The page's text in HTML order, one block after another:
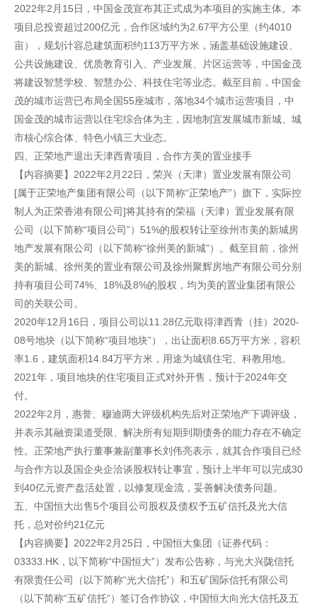
2022年2月15日，中国金茂宣布其正式成为本项目的实施主体。本
项目总投资超过200亿元，合作区域约为2.67平方公里（约4010
亩），规划计容总建筑面积约113万平方米，涵盖基础设施建设、
公共设施建设、优质教育引入、产业发展、片区运营等，中国金茂
将建设智慧学校、智慧办公、科技住宅等业态。截至目前，中国金
茂的城市运营已布局全国55座城市，落地34个城市运营项目，中
国金茂的城市运营以住宅综合体为主，因地制宜发展城市新城、城
市核心综合体、特色小镇三大业态。
四、正荣地产退出天津西青项目，合作方美的置业接手
【内容摘要】2022年2月22日，荣兴（天津）置业发展有限公司
[属于正荣地产集团有限公司（以下简称“正荣地产”）旗下，实际控
制人为正荣香港有限公司]将其持有的荣福（天津）置业发展有限
公司（以下简称“项目公司”）51%的股权转让至徐州市美的新城房
地产发展有限公司（以下简称“徐州美的新城”）。截至目前，徐州
美的新城、徐州美的置业有限公司及徐州聚辉房地产有限公司分别
持有项目公司74%、18%及8%的股权，均为美的置业集团有限公
司的关联公司。
2020年12月16日，项目公司以11.28亿元取得津西青（挂）2020-
08号地块（以下简称“项目地块”），出让面积8.65万平方米，容积
率1.6，建筑面积14.84万平方米，用途为城镇住宅、科教用地。
2021年，项目地块的住宅项目正式对外开售，预计于2024年交
付。
2022年2月，惠誉、穆迪两大评级机构先后对正荣地产下调评级，
并表示其融资渠道受限、解决所有短期到期债务的能力存在不确定
性。正荣地产执行董事兼副董事长刘伟亮表示，就其合作项目已经
与合作方以及国企央企洽谈股权转让事宜，预计上半年可以完成30
到40亿元资产盘活处置，以修复现金流，妥善解决债务问题。
五、中国恒大出售5个项目公司股权及债权予五矿信托及光大信
托，总对价约21亿元
【内容摘要】2022年2月25日，中国恒大集团（证券代码：
03333.HK，以下简称“中国恒大”）发布公告称，与光大兴陇信托
有限责任公司（以下简称“光大信托”）和五矿国际信托有限公司
（以下简称“五矿信托”）签订合作协议，中国恒大向光大信托及五